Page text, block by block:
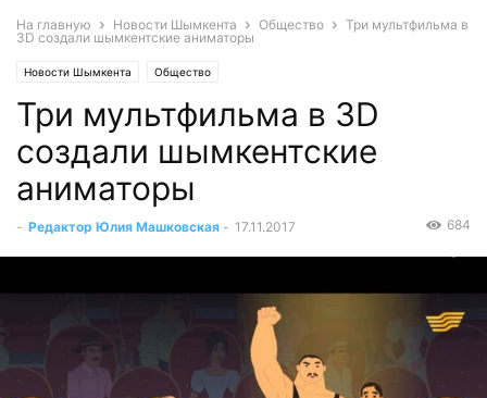
На главную Новости Шымкента Общество
Три мультфильма в
3D создали шымкентские аниматоры
Новости Шымкента Общество
Три мультфильма в 3D
создали шымкентские
аниматоры
- Редактор Юлия Машковская - 17.11.2017 684